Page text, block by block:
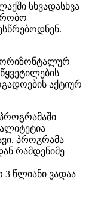
სხვადასხვა
აქტიურ
პროგრამა
რამდენიმე
წლიანი ვადაა